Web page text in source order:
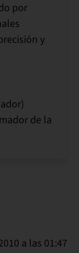
por
y
de la
a las 01:47